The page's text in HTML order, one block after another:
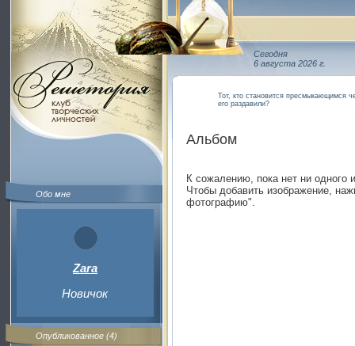
Обо мне
Zara
Новичок
Опубликованное (4)
Сегодня
6 августа 2026 г.
Тот, кто становится пресмыкающимся
его раздавили?
Альбом
К сожалению, пока нет ни одного
Чтобы добавить изображение,
фотографию".